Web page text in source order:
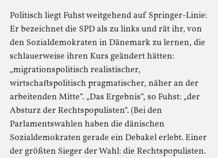
Politisch liegt Fuhst weitgehend auf Springer-Linie:
Er bezeichnet die SPD als zu links und rät ihr, von
den Sozialdemokraten in Dänemark zu lernen, die
schlauerweise ihren Kurs geändert hätten:
„migrationspolitisch realistischer,
wirtschaftspolitisch pragmatischer, näher an der
arbeitenden Mitte“. „Das Ergebnis“, so Fuhst: „der
Absturz der Rechtspopulisten“. (Bei den
Parlamentswahlen haben die dänischen
Sozialdemokraten gerade ein Debakel erlebt. Einer
der größten Sieger der Wahl: die Rechtspopulisten.